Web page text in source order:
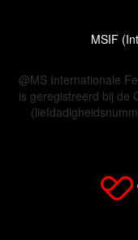
MSIF
@MS Internationale
is geregistreerd bij de